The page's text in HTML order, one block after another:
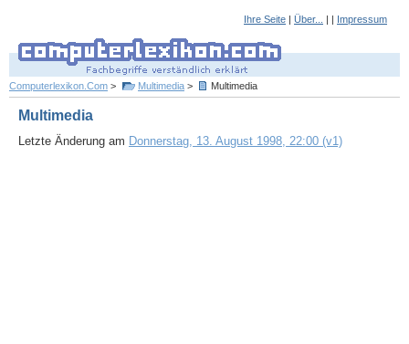
Ihre Seite | Über... | | Impressum
Computerlexikon.Com > Multimedia > Multimedia
Multimedia
Letzte Änderung am Donnerstag, 13. August 1998, 22:00 (v1)